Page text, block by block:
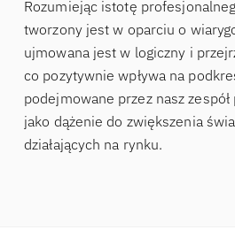
Rozumiejąc istotę
tworzony jest w oparciu o
ujmowana jest w logiczny i
co pozytywnie wpływa na
podejmowane przez nasz
jako dążenie do zwiększenia
działających na rynku.